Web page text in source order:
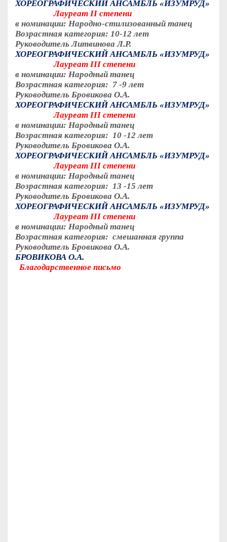
ХОРЕОГРАФИЧЕСКИЙ АНСАМБЛЬ «ИЗУМРУД»
Лауреат II степени
в номинации: Народно-стилизованный танец
Возрастная категория: 10-12 лет
Руководитель Литвинова Л.Р.
ХОРЕОГРАФИЧЕСКИЙ АНСАМБЛЬ «ИЗУМРУД»
Лауреат III степени
в номинации: Народный танец
Возрастная категория: 7 -9 лет
Руководитель Бровикова О.А.
ХОРЕОГРАФИЧЕСКИЙ АНСАМБЛЬ «ИЗУМРУД»
Лауреат III степени
в номинации: Народный танец
Возрастная категория: 10 -12 лет
Руководитель Бровикова О.А.
ХОРЕОГРАФИЧЕСКИЙ АНСАМБЛЬ «ИЗУМРУД»
Лауреат III степени
в номинации: Народный танец
Возрастная категория: 13 -15 лет
Руководитель Бровикова О.А.
ХОРЕОГРАФИЧЕСКИЙ АНСАМБЛЬ «ИЗУМРУД»
Лауреат III степени
в номинации: Народный танец
Возрастная категория: смешанная группа
Руководитель Бровикова О.А.
БРОВИКОВА О.А.
Благодарственное письмо